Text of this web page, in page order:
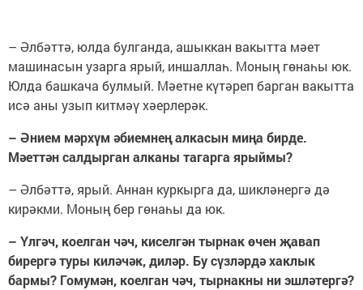
– Әлбәттә, юлда булганда, ашыккан вакытта мәет
машинасын узарга ярый, иншаллаһ. Моның гөнаһы юк.
Юлда башкача булмый. Мәетне күтәреп барган вакытта
исә аны узып китмәү хәерлерәк.
– Әнием мәрхүм әбиемнең алкасын миңа бирде.
Мәеттән салдырган алканы тагарга ярыймы?
– Әлбәттә, ярый. Аннан куркырга да, шикләнергә дә
кирәкми. Моның бер гөнаһы да юк.
– Үлгәч, коелган чәч, киселгән тырнак өчен җавап
бирергә туры киләчәк, диләр. Бу сүзләрдә хаклык
бармы? Гомумән, коелган чәч, тырнакны ни эшләтергә?